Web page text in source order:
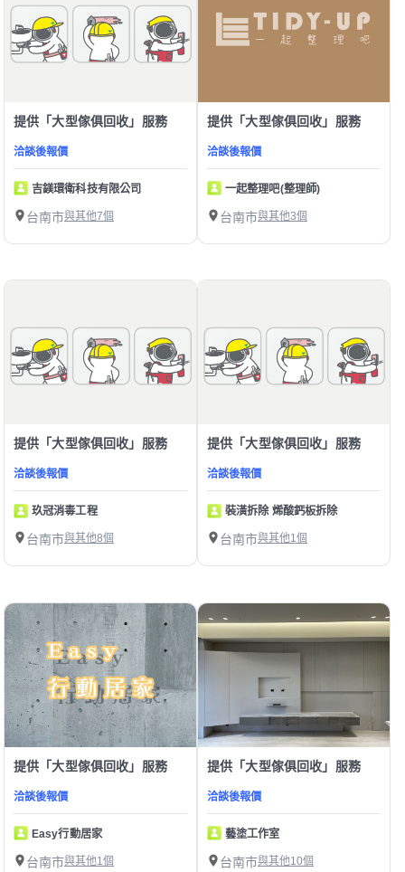
提供「大型傢俱回收」服務
洽談後報價
吉鎂環衛科技有限公司
台南市與其他7個
提供「大型傢俱回收」服務
洽談後報價
一起整理吧(整理師)
台南市與其他3個
提供「大型傢俱回收」服務
洽談後報價
玖冠消毒工程
台南市與其他8個
提供「大型傢俱回收」服務
洽談後報價
裝潢拆除 烯酸鈣板拆除
台南市與其他1個
提供「大型傢俱回收」服務
洽談後報價
Easy行動居家
台南市與其他1個
提供「大型傢俱回收」服務
洽談後報價
藝塗工作室
台南市與其他10個